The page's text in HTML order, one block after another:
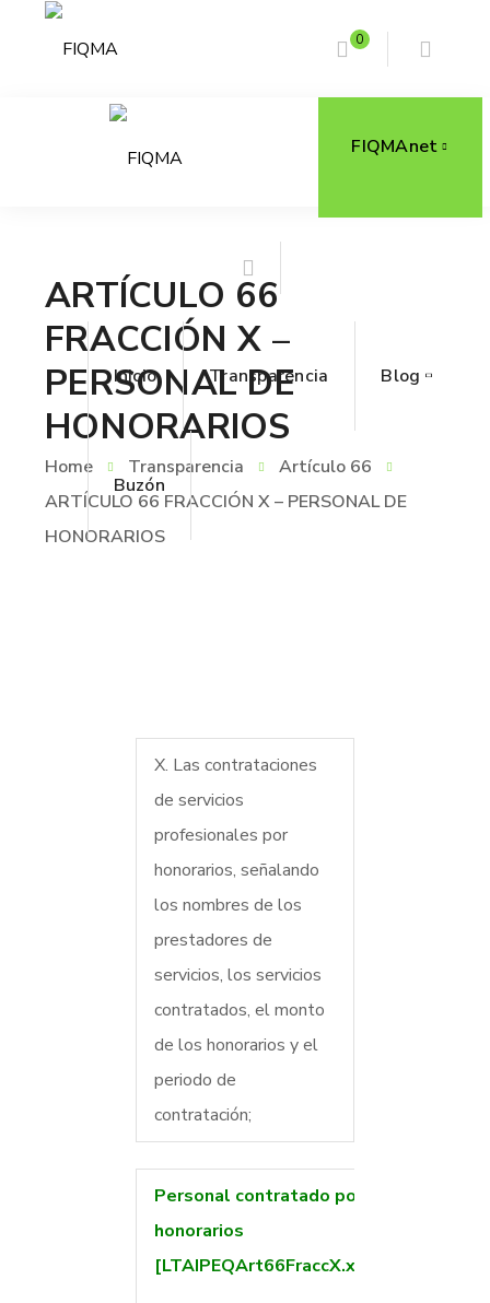
0
FIQMAnet
Inicio Transparencia Blog
Buzón
ARTÍCULO 66
FRACCIÓN X –
PERSONAL DE
HONORARIOS
Home Transparencia
Artículo 66
ARTÍCULO 66 FRACCIÓN X – PERSONAL DE
HONORARIOS
X. Las contrataciones
de servicios
profesionales por
honorarios, señalando
los nombres de los
prestadores de
servicios, los servicios
contratados, el monto
de los honorarios y el
periodo de
contratación;
Personal contratado por
honorarios
[LTAIPEQArt66FraccX.xlsx]